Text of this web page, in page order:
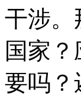
干涉。
国家
要吗？